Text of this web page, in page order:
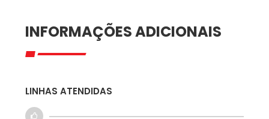
INFORMAÇÕES ADICIONAIS
LINHAS ATENDIDAS